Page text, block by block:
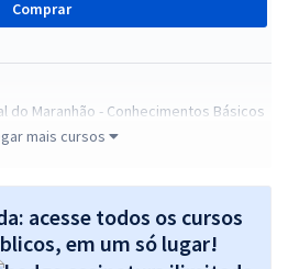
Comprar
do Maranhão - Conhecimentos Básicos
de Nível Superior
21,99
R$ 65,96 (-20%)
Comprar
mais cursos
acesse todos os cursos
em um só lugar!